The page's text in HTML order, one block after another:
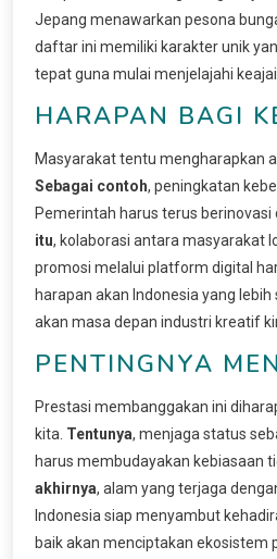
Jepang menawarkan pesona
daftar ini memiliki karakter unik
tepat guna mulai menjelajahi
HARAPAN BAGI
Masyarakat tentu mengharapkan
Sebagai contoh, peningkatan
Pemerintah harus terus
itu, kolaborasi antara masyarakat
promosi melalui platform digital
harapan akan Indonesia yang
akan masa depan industri kreatif
PENTINGNYA
Prestasi membanggakan ini
kita. Tentunya, menjaga status
harus membudayakan kebiasaan
akhirnya, alam yang terjaga
Indonesia siap menyambut
baik akan menciptakan ekosistem